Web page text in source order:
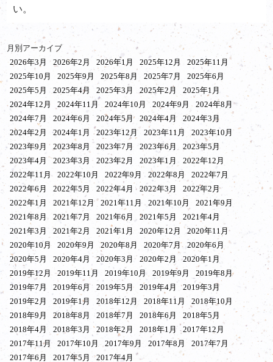
い。
月別アーカイブ
2026年3月
2026年2月 2026年1月 2025年12月
2025年11月
2025年10月
2025年9月 2025年8月 2025年7月
2025年6月
2025年5月
2025年4月 2025年3月 2025年2月
2025年1月
2024年12月
2024年11月 2024年10月 2024年9月
2024年8月
2024年7月
2024年6月 2024年5月 2024年4月
2024年3月
2024年2月
2024年1月 2023年12月 2023年11月
2023年10月
2023年9月
2023年8月 2023年7月 2023年6月
2023年5月
2023年4月
2023年3月 2023年2月 2023年1月
2022年12月
2022年11月
2022年10月 2022年9月 2022年8月
2022年7月
2022年6月
2022年5月 2022年4月 2022年3月
2022年2月
2022年1月
2021年12月 2021年11月 2021年10月
2021年9月
2021年8月
2021年7月 2021年6月 2021年5月
2021年4月
2021年3月
2021年2月 2021年1月 2020年12月
2020年11月
2020年10月
2020年9月 2020年8月 2020年7月
2020年6月
2020年5月
2020年4月 2020年3月 2020年2月
2020年1月
2019年12月
2019年11月 2019年10月 2019年9月
2019年8月
2019年7月
2019年6月 2019年5月 2019年4月
2019年3月
2019年2月
2019年1月 2018年12月 2018年11月
2018年10月
2018年9月
2018年8月 2018年7月 2018年6月
2018年5月
2018年4月
2018年3月 2018年2月 2018年1月
2017年12月
2017年11月
2017年10月 2017年9月 2017年8月
2017年7月
2017年6月
2017年5月 2017年4月